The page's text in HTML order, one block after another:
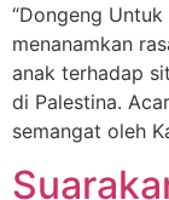
“Dongeng
menanamkan
anak terhadap
di Palestina.
semangat oleh